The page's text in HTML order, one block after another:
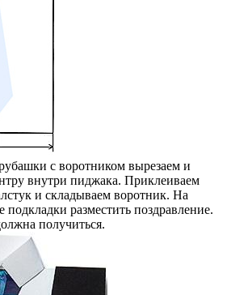
с воротником вырезаем и
внутри пиджака. Приклеиваем
и складываем воротник. На
подкладки разместить поздравление.
получиться.